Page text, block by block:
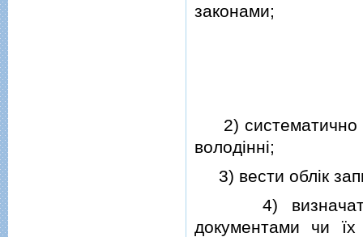
законами;
2) систематично
володiннi;
3) вести облiк
4) визначати
документами чи